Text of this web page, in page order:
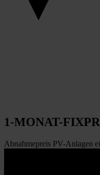
1-MONAT-
Abnahmepreis PV-Anlagen